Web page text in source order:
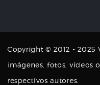
Copyright © 2012 - 2025
imágenes, fotos, vídeos
respectivos autores.